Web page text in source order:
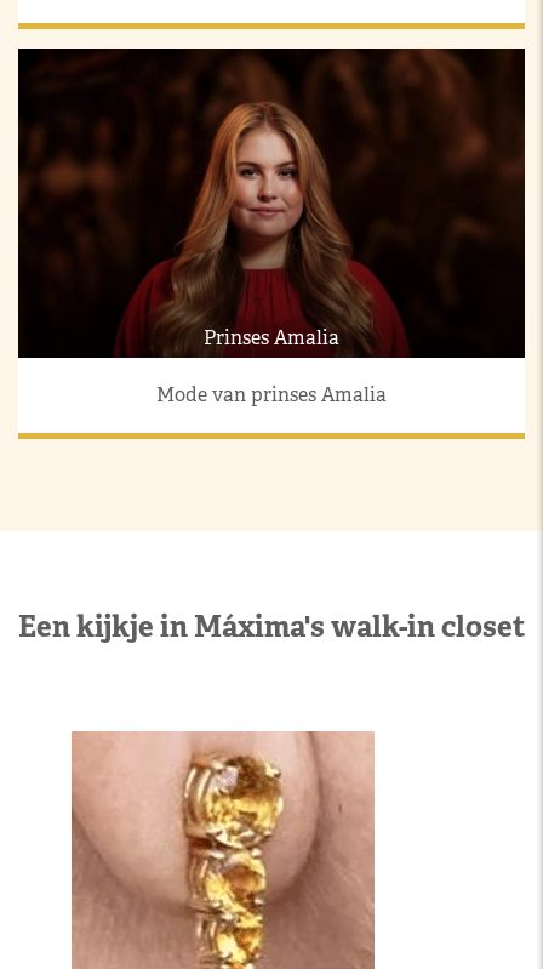
Prinses Amalia
Mode van prinses Amalia
Een kijkje in Máxima's walk-in closet